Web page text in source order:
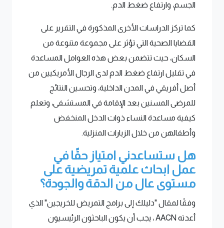
الجسم، وارتفاع ضغط الدم.
كما تركز الدراسات الأخرى المذكورة في التقرير على
القضايا الصحية التي تؤثر على مجموعة متنوعة من
السكان، حيث تتضمن بعض هذه العوامل المساعدة
في تقليل ارتفاع ضغط الدم لدى الرجال الأمريكيين من
أصل أفريقي في المدن الداخلية، وتحسين النتائج
للمرضى المسنين بعد الإقامة في المستشفى، وتعلم
كيفية مساعدة النساء ذوات الدخل المنخفض
وأطفالهن من خلال الزيارات المنزلية.
هل ستساعدني امتياز حقًا في
عمل ابحاث علمية تمريضية على
مستوى عال من الدقة والجودة؟
وفقًا لمقال "دليلك إلى برامج التمريض للخريجين" الذي
أعدته AACN ، يجب أن يكون الباحثون الرئيسيون